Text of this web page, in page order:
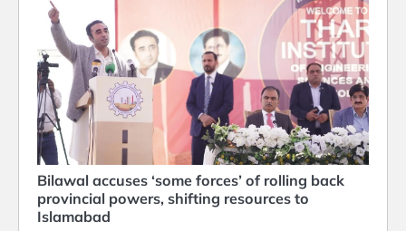
Bilawal accuses ‘some forces’ of rolling back
provincial powers, shifting resources to
Islamabad